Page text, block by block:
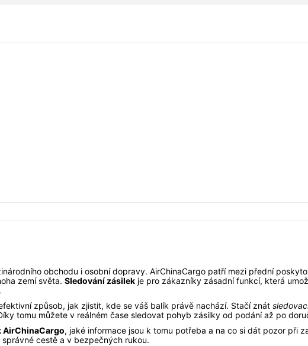
obchodu i osobní dopravy. AirChinaCargo patří mezi přední
zemí světa. Sledování zásilek je pro zákazníky zásadní funkcí, která
způsob, jak zjistit, kde se váš balík právě nachází. Stačí znát
tomu můžete v reálném čase sledovat pohyb zásilky od podání až po
AirChinaCargo, jaké informace jsou k tomu potřeba a na co si dát pozor při
cestě a v bezpečných rukou.